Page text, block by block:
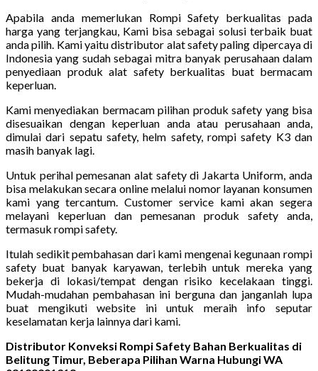
Apabila anda memerlukan Rompi Safety berkualitas pada
harga yang terjangkau, Kami bisa sebagai solusi terbaik buat
anda pilih. Kami yaitu distributor alat safety paling dipercaya di
Indonesia yang sudah sebagai mitra banyak perusahaan dalam
penyediaan produk alat safety berkualitas buat bermacam
keperluan.
Kami menyediakan bermacam pilihan produk safety yang bisa
disesuaikan dengan keperluan anda atau perusahaan anda,
dimulai dari sepatu safety, helm safety, rompi safety K3 dan
masih banyak lagi.
Untuk perihal pemesanan alat safety di Jakarta Uniform, anda
bisa melakukan secara online melalui nomor layanan konsumen
kami yang tercantum. Customer service kami akan segera
melayani keperluan dan pemesanan produk safety anda,
termasuk rompi safety.
Itulah sedikit pembahasan dari kami mengenai kegunaan rompi
safety buat banyak karyawan, terlebih untuk mereka yang
bekerja di lokasi/tempat dengan risiko kecelakaan tinggi.
Mudah-mudahan pembahasan ini berguna dan janganlah lupa
buat mengikuti website ini untuk meraih info seputar
keselamatan kerja lainnya dari kami.
Distributor Konveksi Rompi Safety Bahan Berkualitas di
Belitung Timur, Beberapa Pilihan Warna Hubungi WA